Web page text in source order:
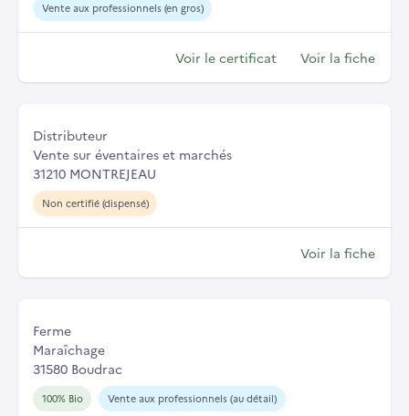
Vente aux professionnels (en gros)
Voir le certificat Voir la fiche
Distributeur
Vente sur éventaires et marchés
31210 MONTREJEAU
Non certifié (dispensé)
Voir la fiche
Ferme
Maraîchage
31580 Boudrac
100% Bio Vente aux professionnels (au détail)